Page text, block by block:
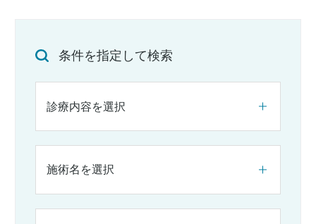
条件を指定して検索
診療内容を選択
施術名を選択